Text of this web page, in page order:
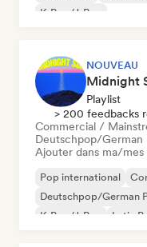
K-Pop/J-Pop
NOUVEAU
Playlist
> 200 feedbacks
Commercial /
Deutschpop/German
Ajouter dans ma/mes
Pop international
Deutschpop/German
K-Pop/J-Pop
Latin